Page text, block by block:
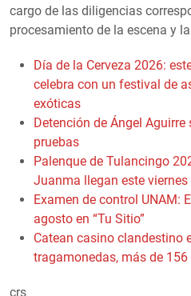
cargo de las diligencias
procesamiento de la escena y
Día de la Cerveza 2026:
celebra con un festival de
exóticas
Detención de Ángel
pruebas
Palenque de Tulancingo
Juanma llegan este
Examen de control UNAM:
agosto en “Tu Sitio”
Catean casino clandestino
tragamonedas, más de
crs